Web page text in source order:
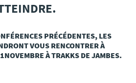
PRÉCÉDENTES, LES
VOUS RENCONTRER À
À TRAKKS DE JAMBES.